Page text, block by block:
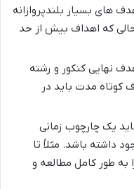
های بسیار بلندپروازانه
حالی که اهداف بیش از حد
نهایی کنکور و رشته
کوتاه مدت باید در
یک چارچوب زمانی
داشته باشد. مثلاً تا
به طور کامل مطالعه و